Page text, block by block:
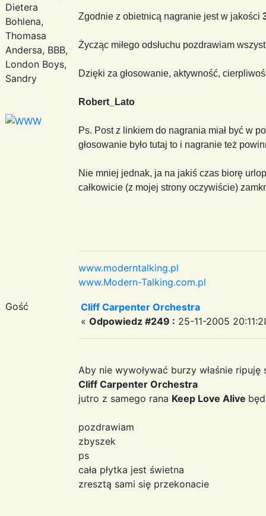
Dietera
Bohlena,
Thomasa
Andersa, BBB,
London Boys,
Sandry
Zgodnie z obietnicą nagranie jest w jakości
Życząc miłego odsłuchu pozdrawiam
Dzięki za głosowanie, aktywność,
Robert_Lato
Ps. Post z linkiem do nagrania miał być w
głosowanie było tutaj to i nagranie też
Nie mniej jednak, ja na jakiś czas biorę
całkowicie (z mojej strony oczywiście)
www.moderntalking.pl
www.Modern-Talking.com.pl
Gość
Cliff Carpenter Orchestra
« Odpowiedz #249 : 25-11-2005
Aby nie wywoływać burzy właśnie ripuję
Cliff Carpenter Orchestra
jutro z samego rana Keep Love Alive
pozdrawiam
zbyszek
ps
cała płytka jest świetna
zresztą sami się przekonacie